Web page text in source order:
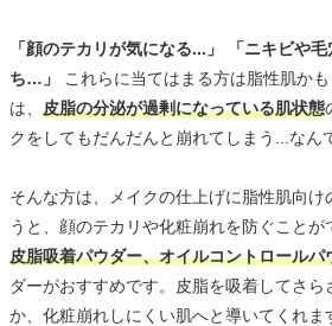
「顔のテカリが気になる...」 「ニキビや
ち…」
これらに当てはまる方は脂性肌か
は、 皮脂の分泌が過剰になっている肌状態
クをしてもだんだんと崩れてしまう...なん
そんな方は、メイクの仕上げに脂性肌向け
うと、顔のテカリや化粧崩れを防ぐことが
皮脂吸着パウダー、オイルコントロールパ
ダーがおすすめです。皮脂を吸着してさ
か、化粧崩れしにくい肌へと導いてくれ